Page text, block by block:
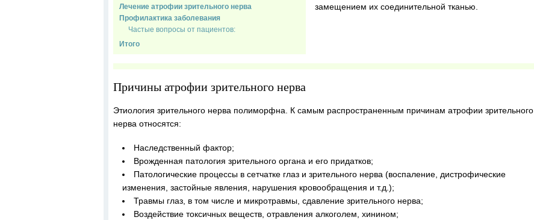
Лечение атрофии зрительного нерва
Профилактика заболевания
Частые вопросы от пациентов:
Итого
замещением их соединительной тканью.
Причины атрофии зрительного нерва
Этиология зрительного нерва полиморфна. К самым распространенным причинам атрофии зрительного
нерва относятся:
Наследственный фактор;
Врожденная патология зрительного органа и его придатков;
Патологические процессы в сетчатке глаз и зрительного нерва (воспаление, дистрофические
изменения, застойные явления, нарушения кровообращения и т.д.);
Травмы глаз, в том числе и микротравмы, сдавление зрительного нерва;
Воздействие токсичных веществ, отравления алкоголем, хинином;